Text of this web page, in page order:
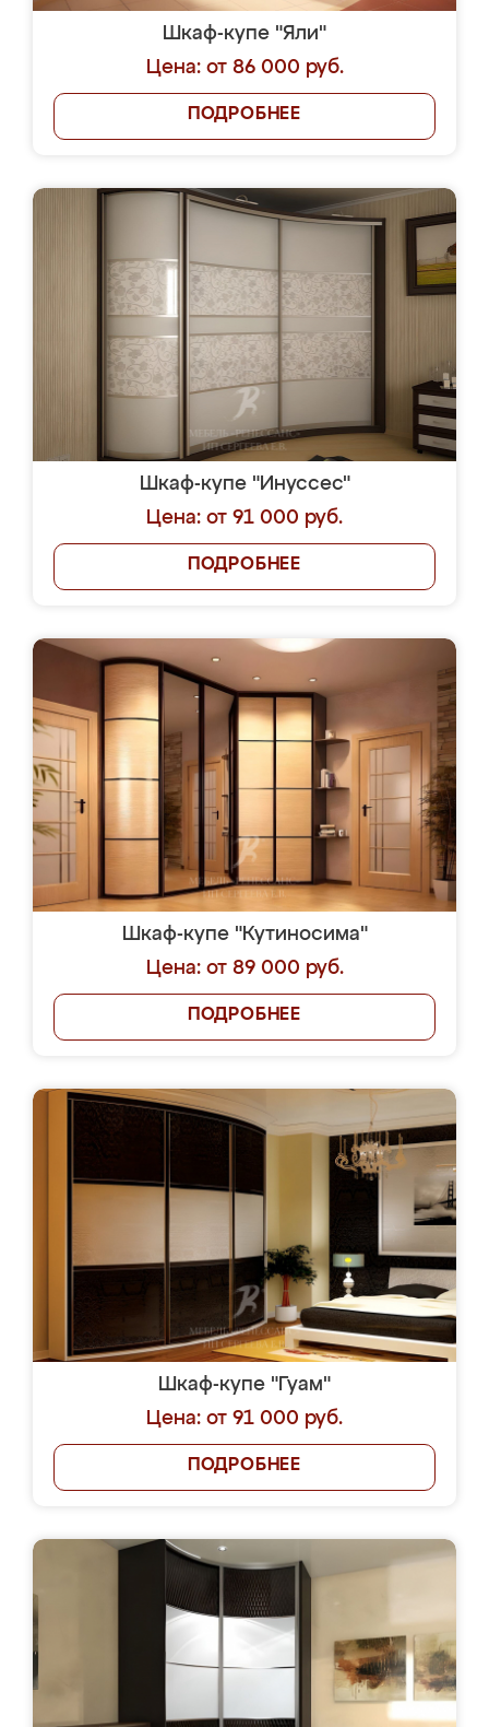
Шкаф-купе "Яли"
Цена: от 86 000 руб.
ПОДРОБНЕЕ
Шкаф-купе "Инуссес"
Цена: от 91 000 руб.
ПОДРОБНЕЕ
Шкаф-купе "Кутиносима"
Цена: от 89 000 руб.
ПОДРОБНЕЕ
Шкаф-купе "Гуам"
Цена: от 91 000 руб.
ПОДРОБНЕЕ